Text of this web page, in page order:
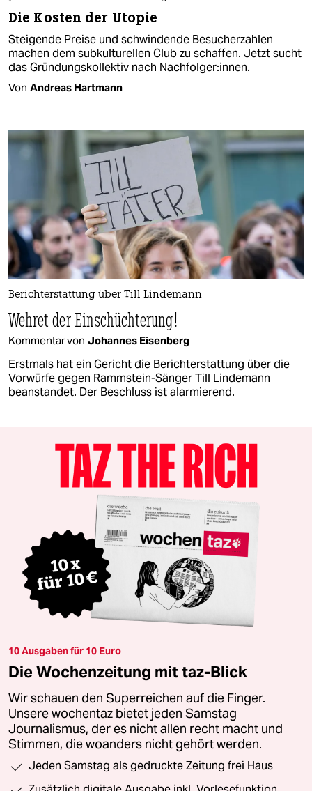
Die Kosten der Utopie
Steigende Preise und schwindende Besucherzahlen
machen dem subkulturellen Club zu schaffen. Jetzt sucht
das Gründungskollektiv nach Nachfolger:innen.
Von Andreas Hartmann
Berichterstattung über Till Lindemann
Wehret der Einschüchterung!
Kommentar von Johannes Eisenberg
Erstmals hat ein Gericht die Berichterstattung über die
Vorwürfe gegen Rammstein-Sänger Till Lindemann
beanstandet. Der Beschluss ist alarmierend.
10 Ausgaben für 10 Euro
Die Wochenzeitung mit taz-Blick
Wir schauen den Superreichen auf die Finger.
Unsere wochentaz bietet jeden Samstag
Journalismus, der es nicht allen recht macht und
Stimmen, die woanders nicht gehört werden.
Jeden Samstag als gedruckte Zeitung frei Haus